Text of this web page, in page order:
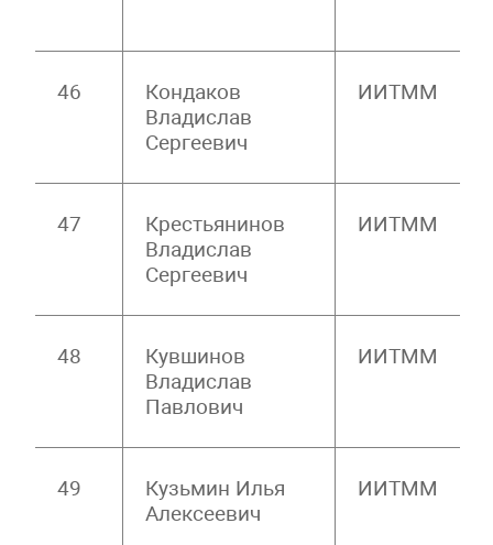
46
Кондаков
Владислав
Сергеевич
ИИТММ
47
Крестьянинов
Владислав
Сергеевич
ИИТММ
48
Кувшинов
Владислав
Павлович
ИИТММ
49
Кузьмин Илья
Алексеевич
ИИТММ